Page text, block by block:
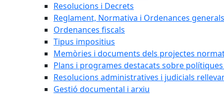
Resolucions i Decrets
Reglament, Normativa i Ordenances generals
Ordenances fiscals
Tipus impositius
Memòries i documents dels projectes
Plans i programes destacats sobre
Resolucions administratives i judicials
Gestió documental i arxiu